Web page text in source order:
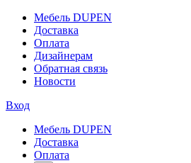
Мебель DUPEN
Доставка
Оплата
Дизайнерам
Обратная связь
Новости
Вход
Мебель DUPEN
Доставка
Оплата